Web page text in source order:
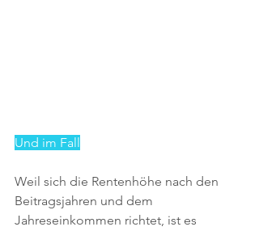
Und im Fall
Weil sich die Rentenhöhe nach den
Beitragsjahren und dem
Jahreseinkommen richtet, ist es